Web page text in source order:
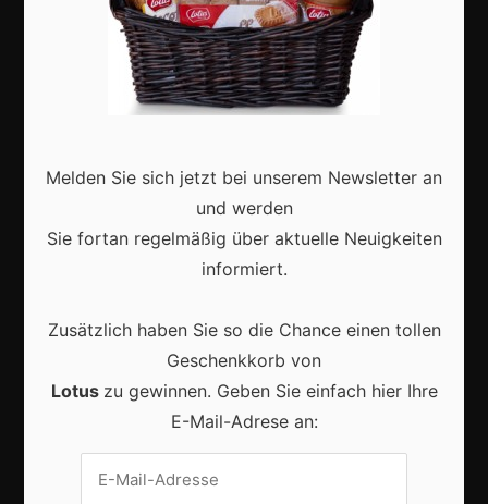
Gemeinschaft auf einzigartige Weise entdecken
Vrijwilligers maken van carnaval een onvergetelijk
evenement
Melden Sie sich jetzt bei unserem Newsletter an
und werden
Sie fortan regelmäßig über aktuelle Neuigkeiten
informiert.
Zusätzlich haben Sie so die Chance einen tollen
Geschenkkorb von
Lotus zu gewinnen. Geben Sie einfach hier Ihre
E-Mail-Adrese an: